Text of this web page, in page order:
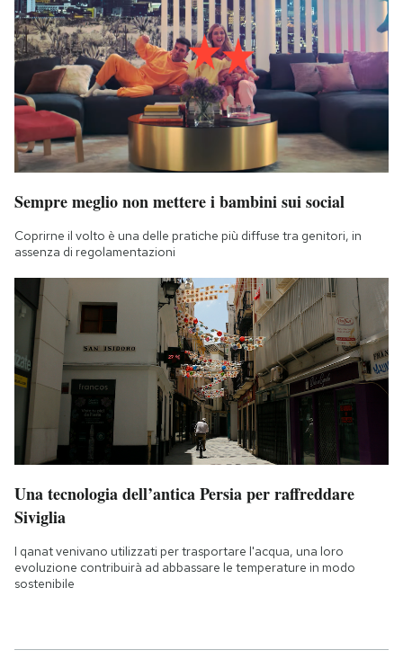
Sempre meglio non mettere i bambini sui social
Coprirne il volto è una delle pratiche più diffuse tra genitori, in
assenza di regolamentazioni
Una tecnologia dell’antica Persia per raffreddare
Siviglia
I qanat venivano utilizzati per trasportare l'acqua, una loro
evoluzione contribuirà ad abbassare le temperature in modo
sostenibile